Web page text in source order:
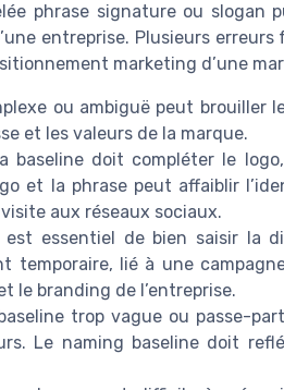
phrase signature ou slogan
entreprise. Plusieurs
marketing d’une
ou ambiguë peut brouiller
et les valeurs de la marque.
baseline doit compléter le
et la phrase peut affaiblir
aux réseaux sociaux.
est essentiel de bien saisir la
temporaire, lié à une
le branding de l’entreprise.
trop vague ou passe-
Le naming baseline doit